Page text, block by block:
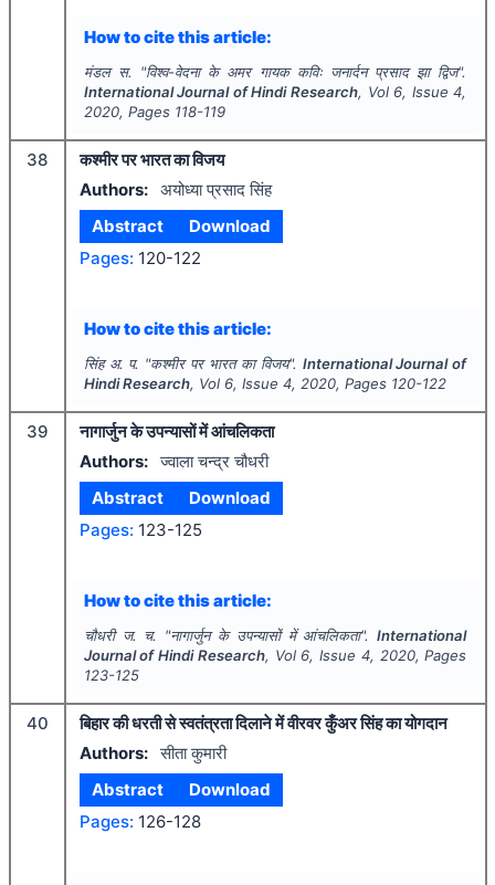
How to cite this article:
मंडल स. "विश्व-वेदना के अमर गायक कविः जनार्दन प्रसाद झा द्विज".
International Journal of Hindi Research, Vol 6, Issue4,
2020, Pages 118-119
38
कश्मीर पर भारत का विजय
Authors: अयोध्या प्रसाद सिंह
Abstract
Download
Pages: 120-122
How to cite this article:
सिंह अ. प. "कश्मीर पर भारत का विजय". International Journal of
Hindi Research, Vol 6, Issue 4, 2020, Pages 120-122
39
नागार्जुन के उपन्यासों में आंचलिकता
Authors: ज्वाला चन्द्र चौधरी
Abstract
Download
Pages: 123-125
How to cite this article:
चौधरी ज. च. "नागार्जुन के उपन्यासों में आंचलिकता".International
Journal of Hindi Research, Vol 6, Issue 4, 2020, Pages
123-125
40
बिहार की धरती से स्वतंत्रता दिलाने में वीरवर कुँअर सिंह का योगदान
Authors: सीता कुमारी
Abstract
Download
Pages: 126-128